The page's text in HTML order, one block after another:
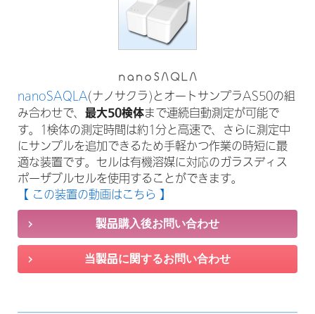
nanoSAQLA(ナノサクラ)とオートサンプラAS50の組
み合わせで、 最大50検体まで連続自動測定が可能で
す。1検体の測定時間は約1分と高速で、さらに測定中
にサンプルを追加できるため手軽かつ作業の時短に最
適な装置です。セルは有機溶媒に対応のガラスディス
ポーザブルセルを使用することができます。
【 この装置の動画はこちら 】